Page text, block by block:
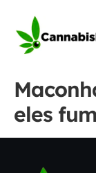
eles